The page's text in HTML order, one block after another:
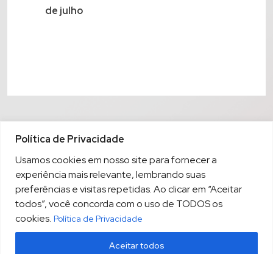
Política de Privacidade
Usamos cookies em nosso site para fornecer a
experiência mais relevante, lembrando suas
preferências e visitas repetidas. Ao clicar em “Aceitar
todos”, você concorda com o uso de TODOS os
cookies. Política de Privacidade
Aceitar todos
de julho